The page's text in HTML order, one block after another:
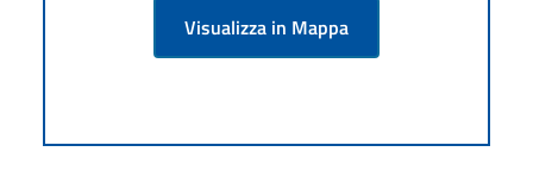
Visualizza in Mappa